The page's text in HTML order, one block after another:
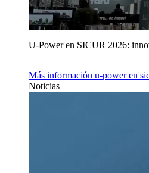
U‑Power en SICUR 2026:
Más información u‑power en
Noticias